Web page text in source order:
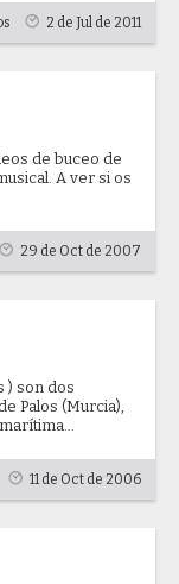
2 de Jul de 2011
de buceo de
A ver si os
29 de Oct de 2007
) son dos
Palos (Murcia),
11 de Oct de 2006